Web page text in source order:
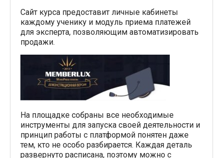
Сайт курса предоставит личные кабинеты
каждому ученику и модуль приема платежей
для эксперта, позволяющим автоматизировать
продажи.
На площадке собраны все необходимые
инструменты для запуска своей деятельности и
принцип работы с платформой понятен даже
тем, кто не особо разбирается. Каждая деталь
развернуто расписана, поэтому можно с